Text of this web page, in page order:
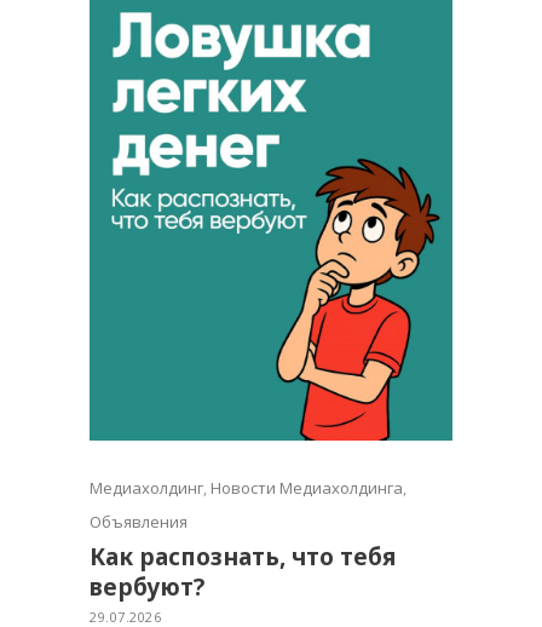
Медиахолдинг, Новости Медиахолдинга,
Объявления
Как распознать, что тебя
вербуют?
29.07.2026